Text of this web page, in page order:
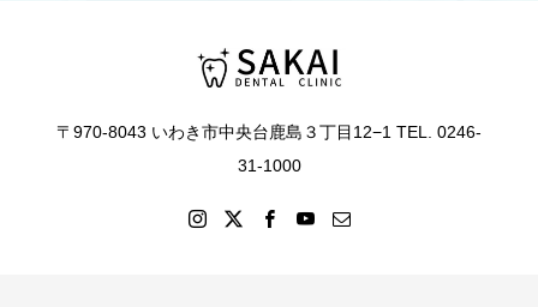
〒970-8043 いわき市中央台鹿島３丁目12−1 TEL. 0246-
31-1000